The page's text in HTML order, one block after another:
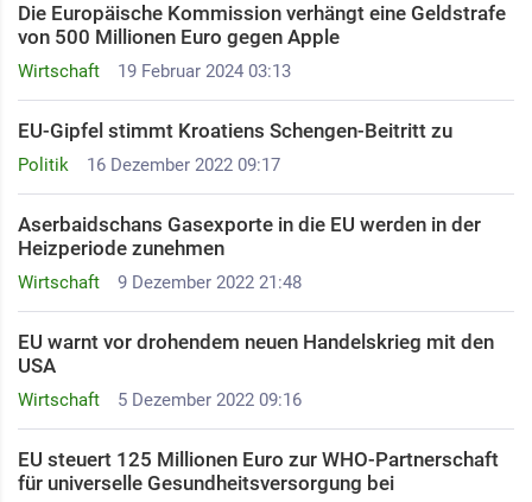
Wirtschaft 19 Februar 2024 03:13
Die Europäische Kommission verhängt eine Geldstrafe
von 500 Millionen Euro gegen Apple
Politik 16 Dezember 2022 09:17
EU-Gipfel stimmt Kroatiens Schengen-Beitritt zu
Wirtschaft 9 Dezember 2022 21:48
Aserbaidschans Gasexporte in die EU werden in der
Heizperiode zunehmen
Wirtschaft 5 Dezember 2022 09:16
EU warnt vor drohendem neuen Handelskrieg mit den
USA
EU steuert 125 Millionen Euro zur WHO-Partnerschaft
für universelle Gesundheitsversorgung bei